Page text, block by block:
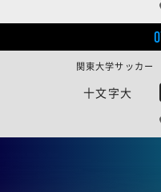
十文字大
関東大学サッカ